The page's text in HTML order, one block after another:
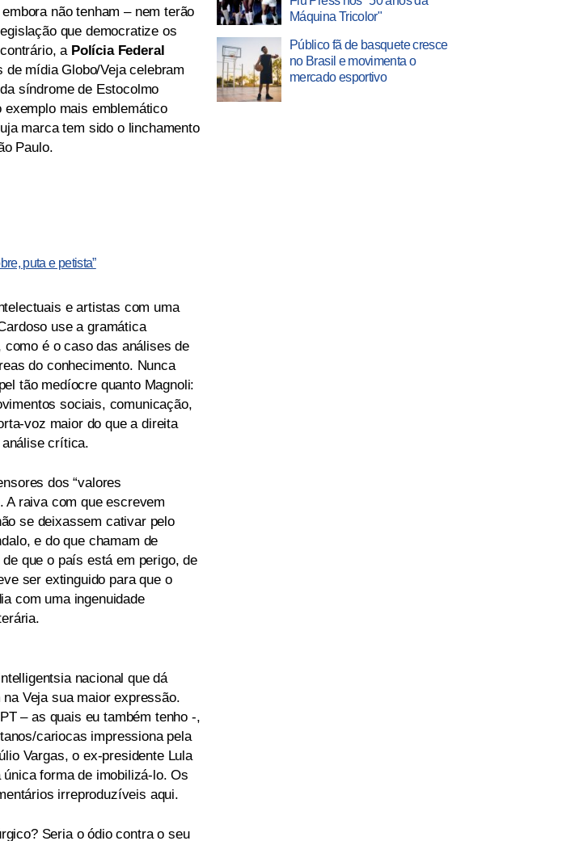
não tenham – nem terão
que democratize os
a Polícia Federal
de mídia Globo/Veja celebram
síndrome de Estocolmo
exemplo mais emblemático
marca tem sido o linchamento
Paulo.
puta e petista”
e artistas com uma
use a gramática
é o caso das análises de
do conhecimento. Nunca
tão medíocre quanto Magnoli:
sociais, comunicação,
voz maior do que a direita
crítica.
dos “valores
. A raiva com que escrevem
se deixassem cativar pelo
e do que chamam de
que o país está em perigo, de
ser extinguido para que o
com uma ingenuidade
nacional que dá
Veja sua maior expressão.
– as quais eu também tenho -,
cariocas impressiona pela
Vargas, o ex-presidente Lula
forma de imobilizá-lo. Os
irreproduzíveis aqui.
Seria o ódio contra o seu
Máquina Tricolor"
Público fã de basquete cresce
no Brasil e movimenta o
mercado esportivo